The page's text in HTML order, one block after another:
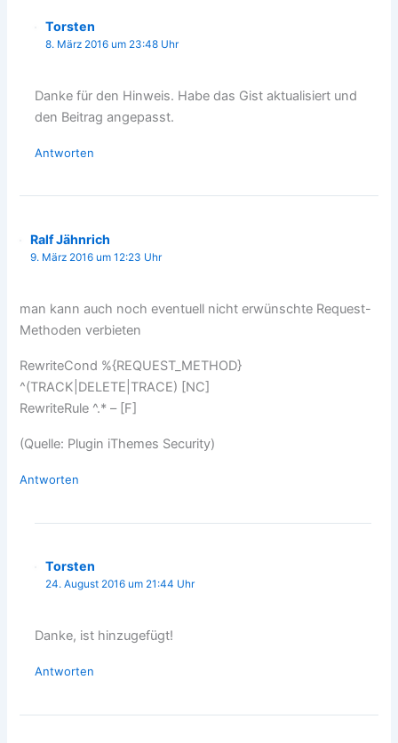
Torsten
8. März 2016 um 23:48 Uhr
Danke für den Hinweis. Habe das Gist aktualisiert und
den Beitrag angepasst.
Antworten
Ralf Jähnrich
9. März 2016 um 12:23 Uhr
man kann auch noch eventuell nicht erwünschte Request-
Methoden verbieten
RewriteCond %{REQUEST_METHOD}
^(TRACK|DELETE|TRACE) [NC]
RewriteRule ^.* – [F]
(Quelle: Plugin iThemes Security)
Antworten
Torsten
24. August 2016 um 21:44 Uhr
Danke, ist hinzugefügt!
Antworten